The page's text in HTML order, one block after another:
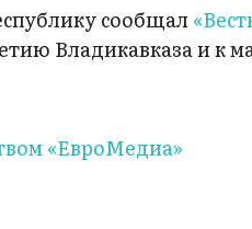
сообщал
Владикавказа и к
«ЕвроМедиа»